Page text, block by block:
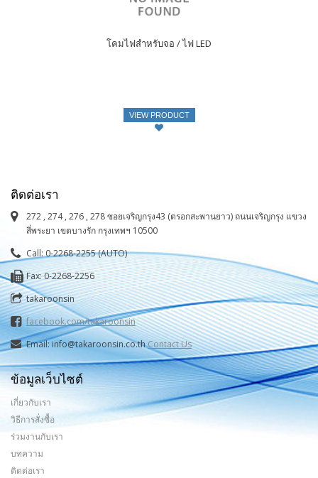
โคมไฟสำหรับจอ / ไฟ LED
VIEW PRODUCT
ติดต่อเรา
272 , 274 , 276 , 278 ซอยเจริญกรุง43 (ตรอกสะพานยาว) ถนนเจริญกรุง แขวง
สี่พระยา เขตบางรัก กรุงเทพฯ 10500
Call: 0-2268-2255 (AUTO)
Fax: 0-2268-2256
takaroonsin
facebook.com/takaroonsin
Email: info@takaroonsin.co.thContact Us
ข้อมูลเว็บไซต์
เกี่ยวกับเรา
วิธีการสั่งซื้อ
ร่วมงานกับเรา
บทความ
ติดต่อเรา